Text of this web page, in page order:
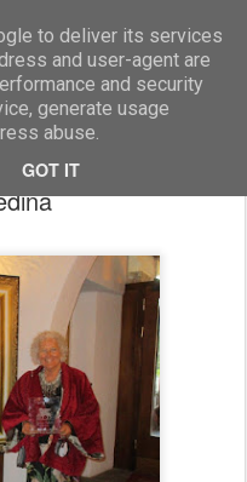
to deliver its services
and user-agent are
and security
generate usage
abuse.
GOT IT
Marcellino Radogna - Fotonotizie per la stampa
e Rosanna Raffaelli